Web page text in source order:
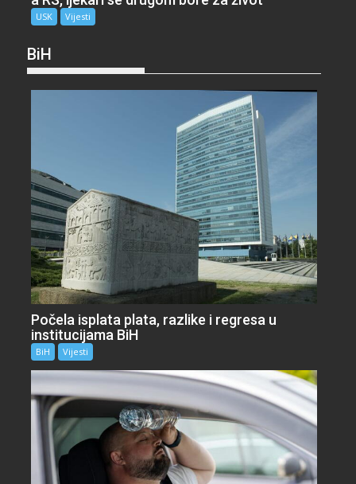
USK Vijesti
BiH
Počela isplata plata, razlike i regresa u
institucijama BiH
BiH Vijesti